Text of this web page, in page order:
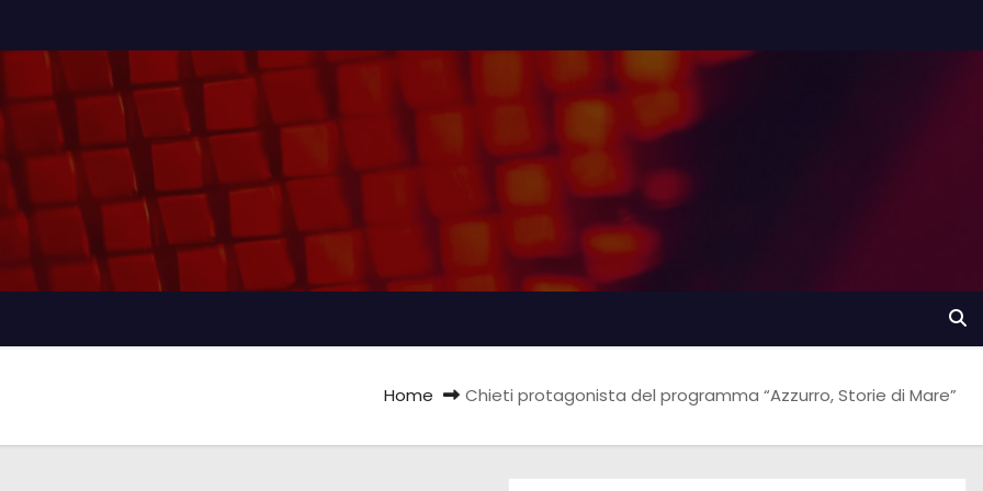
Home Chieti protagonista del programma “Azzurro, Storie di Mare”